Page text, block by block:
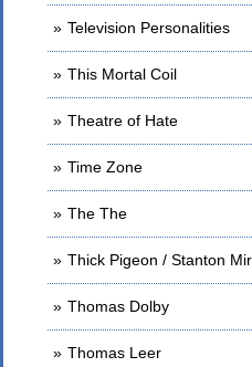
Television Personalities
This Mortal Coil
Theatre of Hate
Time Zone
The The
Thick Pigeon / Stanton
Thomas Dolby
Thomas Leer